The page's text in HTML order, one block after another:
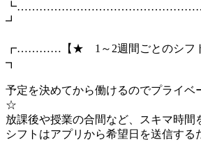
┛
┏…………【★ 1～2週間ごとのシ
┓
予定を決めてから働けるのでプライベ
☆
放課後や授業の合間など、スキマ時間
シフトはアプリから希望日を送信す